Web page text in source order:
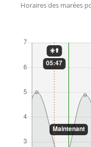
Horaires des marées